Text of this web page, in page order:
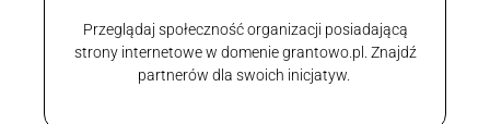
Przeglądaj społeczność organizacji posiadającą
strony internetowe w domenie grantowo.pl. Znajdź
partnerów dla swoich inicjatyw.